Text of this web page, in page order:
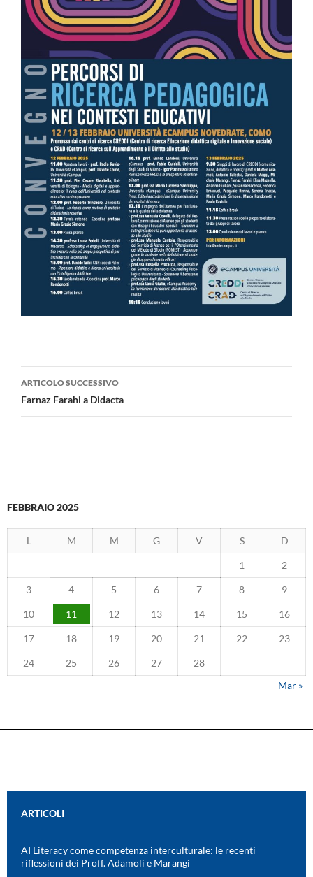
Navigazione
articolo
ARTICOLO SUCCESSIVO
Farnaz Farahi a Didacta
FEBBRAIO 2025
L M M G V S D
1 2
3 4 5 6 7 8 9
10 11 12 13 14 15 16
17 18 19 20 21 22 23
24 25 26 27
28
Mar »
ARTICOLI
AI Literacy come competenza interculturale: le recenti
riflessioni dei Proff. Adamoli e Marangi